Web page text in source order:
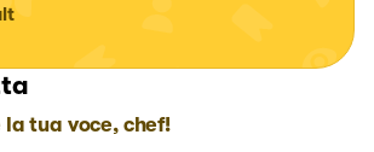
la tua voce, chef!